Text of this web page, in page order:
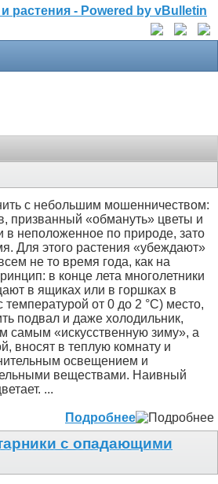
с небольшим мошенничеством:
призванный «обмануть» цветы и
в неположенное по природе, зато
Для этого растения «убеждают»
не то время года, как на
в конце лета многолетники
в ящиках или в горшках в
от 0 до 2 °С) место,
подвал и даже холодильник,
самым «искусственную зиму», а
вносят в теплую комнату и
освещением и
веществами. Наивный
...
Подробнее
с опадающими